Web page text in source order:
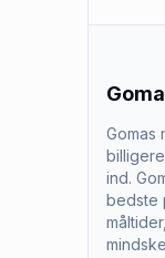
Goma
Gomas
ind.
bedste